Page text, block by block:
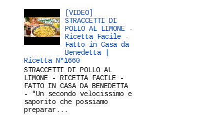
[VIDEO]
STRACCETTI DI
POLLO AL LIMONE -
Ricetta Facile -
Fatto in Casa da
Benedetta |
Ricetta N°1660
STRACCETTI DI POLLO AL
LIMONE - RICETTA FACILE -
FATTO IN CASA DA BENEDETTA
- "Un secondo velocissimo e
saporito che possiamo
preparar...